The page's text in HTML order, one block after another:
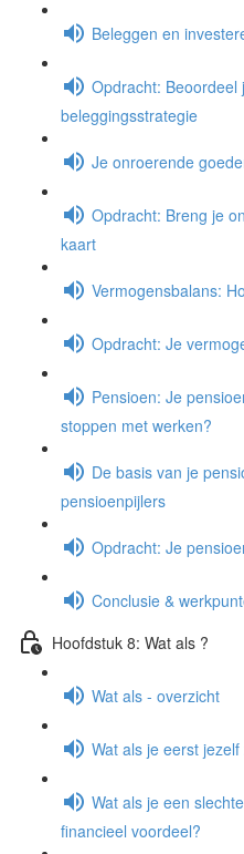
Beleggen en
Opdracht:
beleggingsstrategie
Je onroerende
Opdracht: Breng je
kaart
Vermogensbalans:
Opdracht: Je
Pensioen: Je
stoppen met werken?
De basis van je
pensioenpijlers
Opdracht: Je
Conclusie &
Hoofdstuk 8: Wat als ?
Wat als - overzicht
Wat als je eerst
Wat als je een
financieel voordeel?